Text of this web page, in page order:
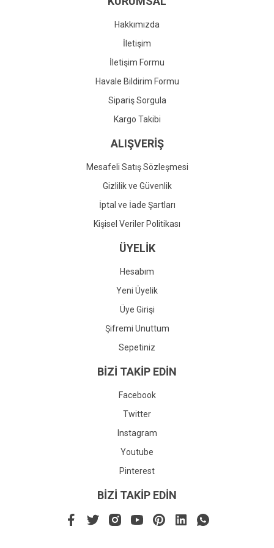
Gönder
Hakkımızda
İletişim
İletişim Formu
Havale Bildirim Formu
Sipariş Sorgula
Kargo Takibi
ALIŞVERİŞ
Mesafeli Satış Sözleşmesi
Gizlilik ve Güvenlik
İptal ve İade Şartları
Kişisel Veriler Politikası
ÜYELİK
Hesabım
Yeni Üyelik
Üye Girişi
Şifremi Unuttum
Sepetiniz
BİZİ TAKİP EDİN
Facebook
Twitter
Instagram
Youtube
Pinterest
BİZİ TAKİP EDİN